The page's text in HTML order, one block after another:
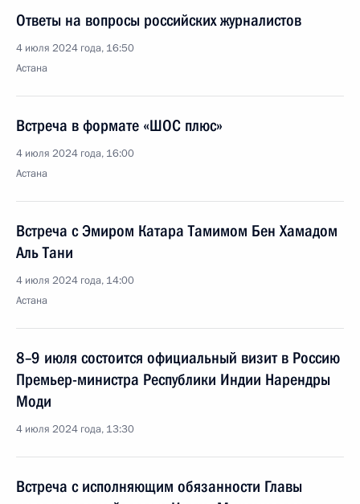
Ответы на вопросы российских журналистов
4 июля 2024 года, 16:50
Астана
Встреча в формате «ШОС плюс»
4 июля 2024 года, 16:00
Астана
Встреча с Эмиром Катара Тамимом Бен Хамадом
Аль Тани
4 июля 2024 года, 14:00
Астана
8–9 июля состоится официальный визит в Россию
Премьер-министра Республики Индии Нарендры
Моди
4 июля 2024 года, 13:30
Встреча с исполняющим обязанности Главы